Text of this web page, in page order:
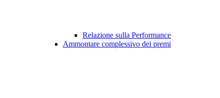
Relazione sulla Performance
Ammontare complessivo dei premi